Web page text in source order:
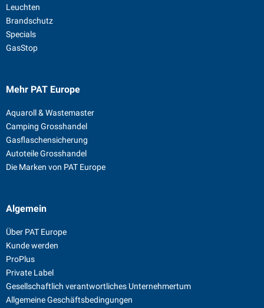
Leuchten
Brandschutz
Specials
GasStop
Mehr PAT Europe
Aquaroll & Wastemaster
Camping Grosshandel
Gasflaschensicherung
Autoteile Grosshandel
Die Marken von PAT Europe
Algemein
Über PAT Europe
Kunde werden
ProPlus
Private Label
Gesellschaftlich verantwortliches Unternehmertum
Allgemeine Geschäftsbedingungen